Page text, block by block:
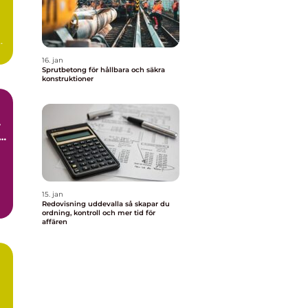
16. jan
Sprutbetong för hållbara och säkra
konstruktioner
15. jan
Redovisning uddevalla så skapar du
ordning, kontroll och mer tid för
affären